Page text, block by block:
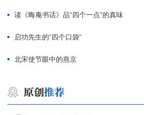
读《晦庵书话》品“四个一点”的真味
启功先生的“四个口袋”
北宋使节眼中的燕京